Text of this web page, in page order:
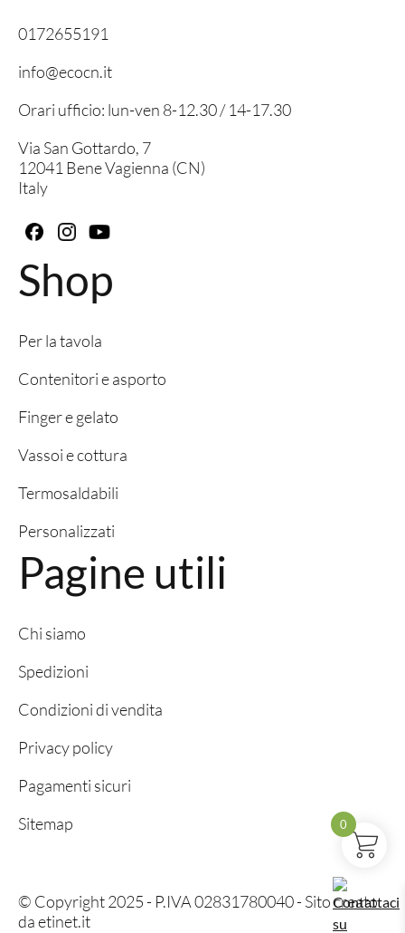
0172655191
info@ecocn.it
Orari ufficio: lun-ven 8-12.30 / 14-17.30
Via San Gottardo, 7
12041 Bene Vagienna (CN)
Italy
Shop
Per la tavola
Contenitori e asporto
Finger e gelato
Vassoi e cottura
Termosaldabili
Personalizzati
Pagine utili
Chi siamo
Spedizioni
Condizioni di vendita
Privacy policy
Pagamenti sicuri
Sitemap
© Copyright 2025 - P.IVA 02831780040 - Sito creato
daetinet.it
0